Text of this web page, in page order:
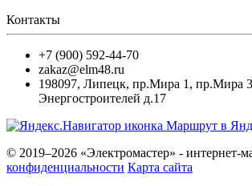
Контакты
+7 (900) 592-44-70
zakaz@elm48.ru
198097, Липецк, пр.Мира 1, пр.Мира
Энергостроителей д.17
Маршрут в
© 2019–2026 «Электромастер» - интернет-
конфиденциальности Карта сайта